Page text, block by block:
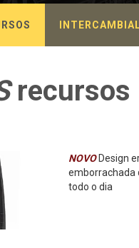
recursos
NOVODesign
emborrachada
todo o dia